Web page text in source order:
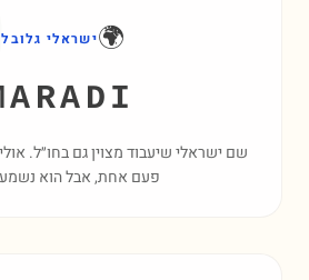
🌍ישראלי
שם ישראלי שיעבוד מצוין גם בחו״ל.
פעם אחת, אבל הוא